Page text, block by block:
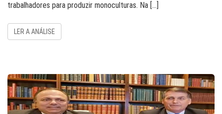
trabalhadores para produzir monoculturas. Na […]
LER A ANÁLISE